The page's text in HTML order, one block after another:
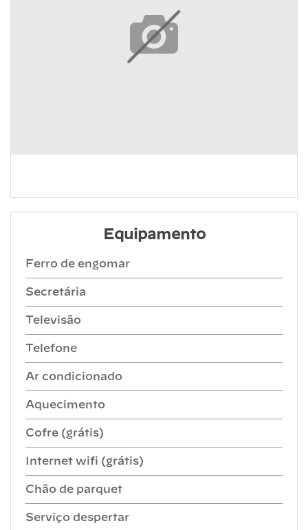
Equipamento
Ferro de engomar
Secretária
Televisão
Telefone
Ar condicionado
Aquecimento
Cofre (grátis)
Internet wifi (grátis)
Chão de parquet
Serviço despertar